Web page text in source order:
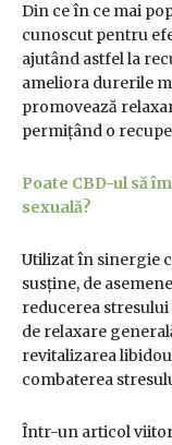
Din ce în ce mai
cunoscut pentru
ajutând astfel la
ameliora durerile
promovează
permițând o
Poate CBD-ul să
sexuală?
Utilizat în sinergie
susține, de
reducerea
de relaxare
revitalizarea
combaterea
Într-un articol